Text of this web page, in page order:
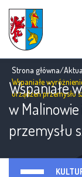
Strona główna/
Wspaniałe
urządzeń przemysłu
Wspaniałe
w
przemysłu